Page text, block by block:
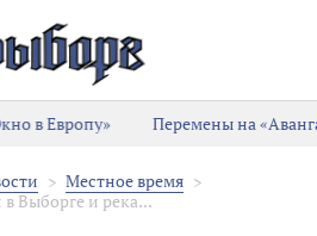
в Европу»
Перемены на
Местное время
Выборге и река...